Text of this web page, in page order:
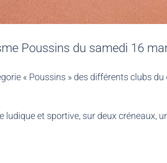
Poussins du samedi 16
« Poussins » des différents clubs
et sportive, sur deux créneaux,